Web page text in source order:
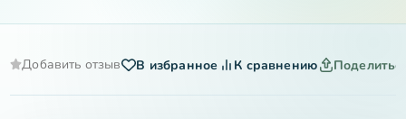
Добавить отзыв В избранное К сравнению